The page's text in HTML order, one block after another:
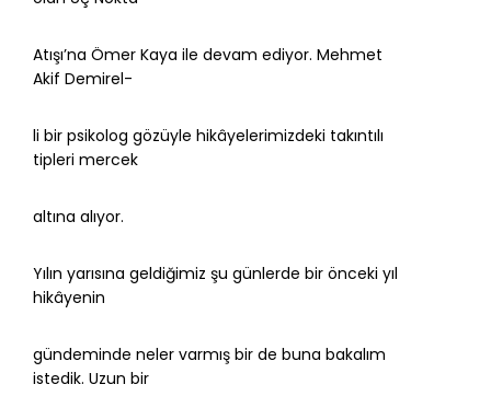
Atışı’na Ömer Kaya ile devam ediyor. Mehmet
Akif Demirel-
li bir psikolog gözüyle hikâyelerimizdeki takıntılı
tipleri mercek
altına alıyor.
Yılın yarısına geldiğimiz şu günlerde bir önceki yıl
hikâyenin
gündeminde neler varmış bir de buna bakalım
istedik. Uzun bir